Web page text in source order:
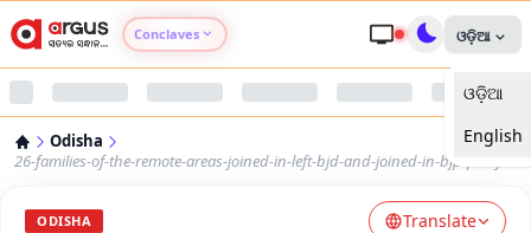
Conclaves
Argus Nari Shakti
ଓଡ଼ିଆ
ଓଡ଼ିଆ
English
Odisha
26-families-of-the-remote-areas-joined-in-left-bjd-and-joined-in-bjp-party
ODISHA Translate